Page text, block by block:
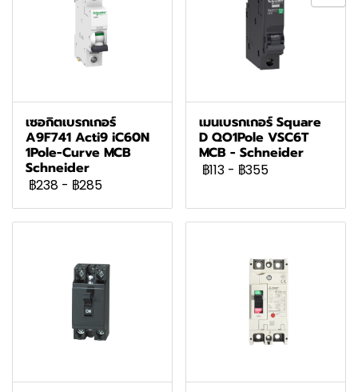
เซอกิตเบรกเกอร์
A9F741 Acti9 iC60N
1Pole-Curve MCB
Schneider
฿238 - ฿285
เมนเบรกเกอร์ Square
D QO1Pole VSC6T
MCB - Schneider
฿113 - ฿355